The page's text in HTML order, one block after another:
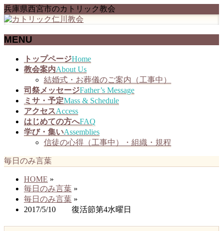
兵庫県西宮市のカトリック教会
MENU
トップページHome
教会案内About Us
結婚式・お葬儀のご案内（工事中）
司祭メッセージFather’s Message
ミサ・予定Mass & Schedule
アクセスAccess
はじめての方へFAQ
学び・集いAssemblies
信徒の心得（工事中）・組織・規程
毎日のみ言葉
HOME »
毎日のみ言葉 »
毎日のみ言葉 »
2017/5/10 復活節第4水曜日